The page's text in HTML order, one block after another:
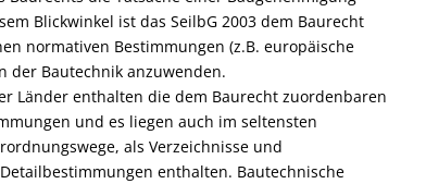
Blickwinkel ist das SeilbG 2003 dem Baurecht
normativen Bestimmungen (z.B. europäische
der Bautechnik anzuwenden.
Länder enthalten die dem Baurecht zuordenbaren
und es liegen auch im seltensten
als Verzeichnisse und
enthalten. Bautechnische